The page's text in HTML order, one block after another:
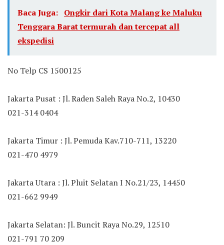
Baca Juga: Ongkir dari Kota Malang ke Maluku
Tenggara Barat termurah dan tercepat all
ekspedisi
No Telp CS 1500125
Jakarta Pusat : Jl. Raden Saleh Raya No.2, 10430
021-314 0404
Jakarta Timur : Jl. Pemuda Kav.710-711, 13220
021-470 4979
Jakarta Utara : Jl. Pluit Selatan I No.21/23, 14450
021-662 9949
Jakarta Selatan: Jl. Buncit Raya No.29, 12510
021-791 70 209